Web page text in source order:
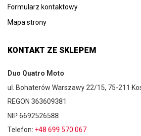
Formularz kontaktowy
Mapa strony
KONTAKT ZE SKLEPEM
Duo Quatro Moto
ul. Bohaterów Warszawy 22/15, 75-211
REGON 363609381
NIP 6692526588
Telefon: +48 699 570 067